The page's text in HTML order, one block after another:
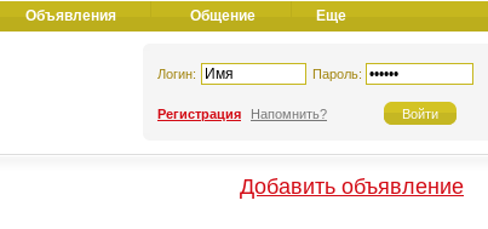
Объявления Общение Еще
Логин: Пароль:
Регистрация Напомнить?
Добавить объявление